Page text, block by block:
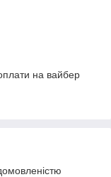
на вайбер